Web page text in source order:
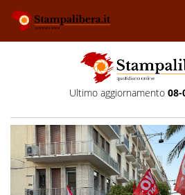
Ultimo aggiornamento 08-